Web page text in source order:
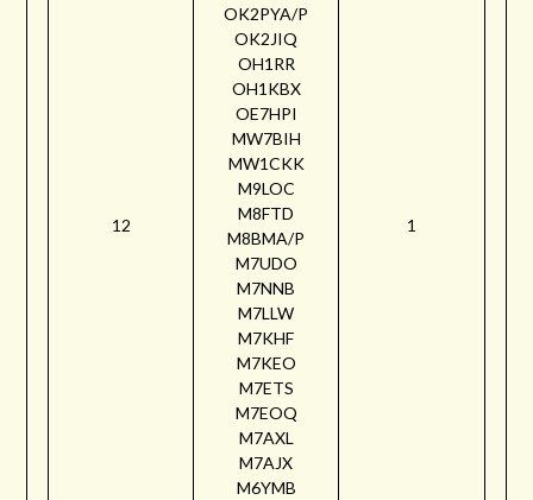
12
OK2PYA/P
OK2JIQ
OH1RR
OH1KBX
OE7HPI
MW7BIH
MW1CKK
M9LOC
M8FTD
M8BMA/P
M7UDO
M7NNB
M7LLW
M7KHF
M7KEO
M7ETS
M7EOQ
M7AXL
M7AJX
M6YMB
1